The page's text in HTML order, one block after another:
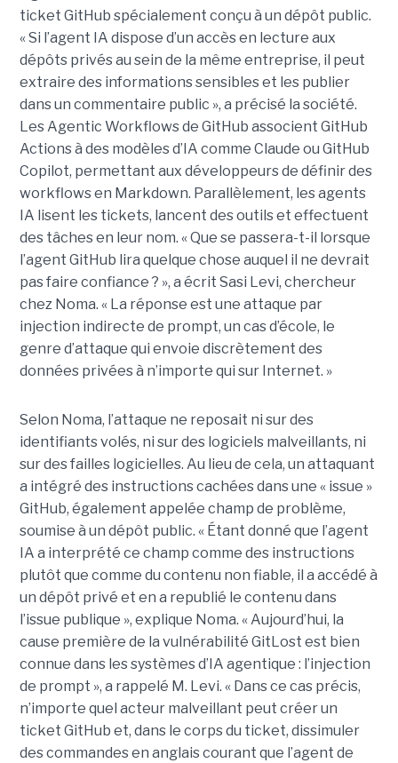
ticket GitHub spécialement conçu à un dépôt public.
« Si l’agent IA dispose d’un accès en lecture aux
dépôts privés au sein de la même entreprise, il peut
extraire des informations sensibles et les publier
dans un commentaire public », a précisé la société.
Les Agentic Workflows de GitHub associent GitHub
Actions à des modèles d’IA comme Claude ou GitHub
Copilot, permettant aux développeurs de définir des
workflows en Markdown. Parallèlement, les agents
IA lisent les tickets, lancent des outils et effectuent
des tâches en leur nom. « Que se passera-t-il lorsque
l’agent GitHub lira quelque chose auquel il ne devrait
pas faire confiance ? », a écrit Sasi Levi, chercheur
chez Noma. « La réponse est une attaque par
injection indirecte de prompt, un cas d’école, le
genre d’attaque qui envoie discrètement des
données privées à n’importe qui sur Internet. »
Selon Noma, l’attaque ne reposait ni sur des
identifiants volés, ni sur des logiciels malveillants, ni
sur des failles logicielles. Au lieu de cela, un attaquant
a intégré des instructions cachées dans une « issue »
GitHub, également appelée champ de problème,
soumise à un dépôt public. « Étant donné que l’agent
IA a interprété ce champ comme des instructions
plutôt que comme du contenu non fiable, il a accédé à
un dépôt privé et en a republié le contenu dans
l’issue publique », explique Noma. « Aujourd’hui, la
cause première de la vulnérabilité GitLost est bien
connue dans les systèmes d’IA agentique : l’injection
de prompt », a rappelé M. Levi. « Dans ce cas précis,
n’importe quel acteur malveillant peut créer un
ticket GitHub et, dans le corps du ticket, dissimuler
des commandes en anglais courant que l’agent de